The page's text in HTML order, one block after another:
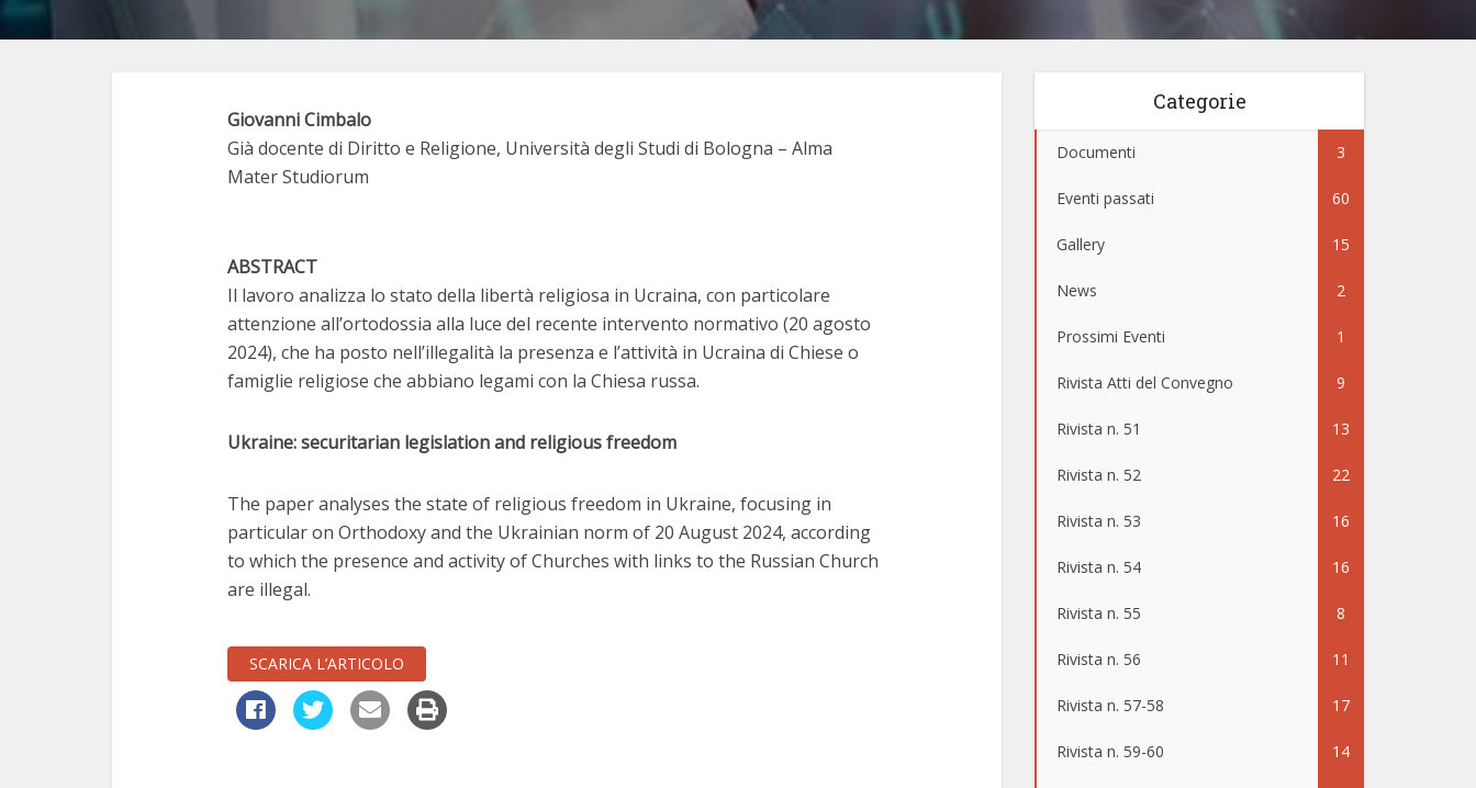
Giovanni Cimbalo
Già docente di Diritto e Religione, Università degli Studi di Bologna – Alma
Mater Studiorum
ABSTRACT
Il lavoro analizza lo stato della libertà religiosa in Ucraina, con particolare
attenzione all’ortodossia alla luce del recente intervento normativo (20 agosto
2024), che ha posto nell’illegalità la presenza e l’attività in Ucraina di Chiese o
famiglie religiose che abbiano legami con la Chiesa russa.
Ukraine: securitarian legislation and religious freedom
The paper analyses the state of religious freedom in Ukraine, focusing in
particular on Orthodoxy and the Ukrainian norm of 20 August 2024, according
to which the presence and activity of Churches with links to the Russian Church
are illegal.
SCARICA L’ARTICOLO
Categorie
Documenti 3
Eventi passati 60
Gallery 15
News 2
Prossimi Eventi 1
Rivista Atti del Convegno 9
Rivista n. 51 13
Rivista n. 52 22
Rivista n. 53 16
Rivista n. 54 16
Rivista n. 55 8
Rivista n. 56 11
Rivista n. 57-58 17
Rivista n. 59-60 14